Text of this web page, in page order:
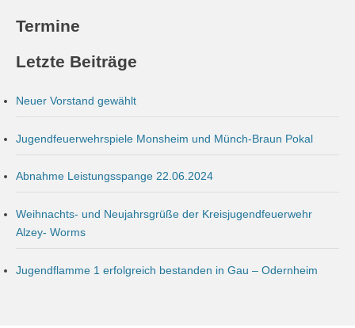
Termine
Letzte Beiträge
Neuer Vorstand gewählt
Jugendfeuerwehrspiele Monsheim und Münch-Braun Pokal
Abnahme Leistungsspange 22.06.2024
Weihnachts- und Neujahrsgrüße der Kreisjugendfeuerwehr
Alzey- Worms
Jugendflamme 1 erfolgreich bestanden in Gau – Odernheim